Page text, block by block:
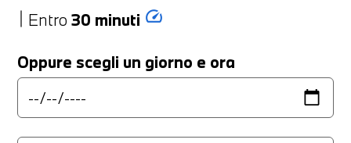
Entro 30 minuti speed
Oppure scegli un giorno e ora